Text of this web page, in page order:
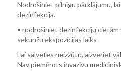
Nodrošiniet pilnīgu pārklājumu,
dezinfekcija.
• nodrošiniet dezinfekciju
sekunžu ekspozīcijas laiks
Lai salvetes neizžūtu, aizveriet
Nav piemērots invazīvu